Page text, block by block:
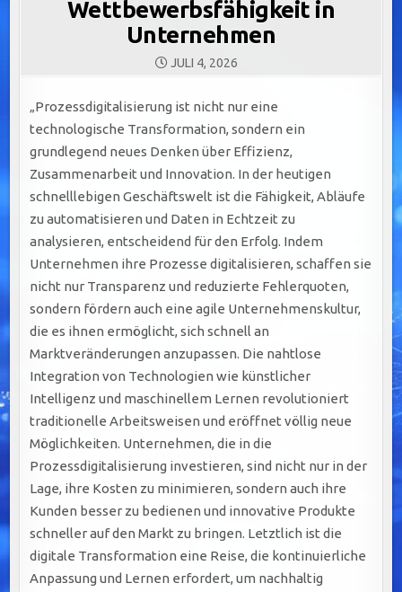
Wettbewerbsfähigkeit in
Unternehmen
JULI 4, 2026
„Prozessdigitalisierung ist nicht nur eine
technologische Transformation, sondern ein
grundlegend neues Denken über Effizienz,
Zusammenarbeit und Innovation. In der heutigen
schnelllebigen Geschäftswelt ist die Fähigkeit, Abläufe
zu automatisieren und Daten in Echtzeit zu
analysieren, entscheidend für den Erfolg. Indem
Unternehmen ihre Prozesse digitalisieren, schaffen sie
nicht nur Transparenz und reduzierte Fehlerquoten,
sondern fördern auch eine agile Unternehmenskultur,
die es ihnen ermöglicht, sich schnell an
Marktveränderungen anzupassen. Die nahtlose
Integration von Technologien wie künstlicher
Intelligenz und maschinellem Lernen revolutioniert
traditionelle Arbeitsweisen und eröffnet völlig neue
Möglichkeiten. Unternehmen, die in die
Prozessdigitalisierung investieren, sind nicht nur in der
Lage, ihre Kosten zu minimieren, sondern auch ihre
Kunden besser zu bedienen und innovative Produkte
schneller auf den Markt zu bringen. Letztlich ist die
digitale Transformation eine Reise, die kontinuierliche
Anpassung und Lernen erfordert, um nachhaltig